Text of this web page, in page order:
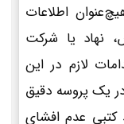
اطلاعات
نهاد یا شرکت
لازم در این
یک پروسه دقیق
کتبی عدم افشای